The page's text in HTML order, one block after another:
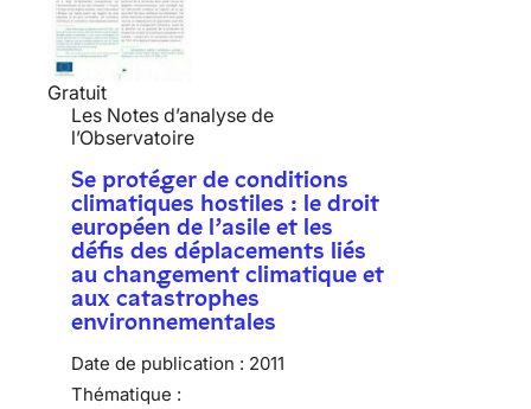
Gratuit
Les Notes d’analyse de
l’Observatoire
Se protéger de conditions
climatiques hostiles : le droit
européen de l’asile et les
défis des déplacements liés
au changement climatique et
aux catastrophes
environnementales
Date de publication : 2011
Thématique :